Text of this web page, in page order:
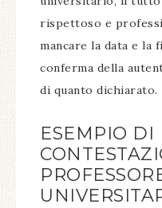
rispettoso e
mancare la data e la
conferma della
di quanto dichiarato.
ESEMPIO DI